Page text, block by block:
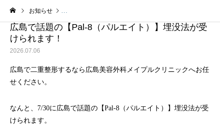
Warning
: Undefined variable $use_overlay in
content/themes/cure_tcd082/single.phpon line35
お知らせ 広島で話題の【Pal-8（パルエイト）】埋没法が受けられま
広島で話題の【Pal-8（パルエイト）】埋没法が受
けられます！
2026.07.06
広島で二重整形するなら広島美容外科メイプルクリニックへお任
せください。
なんと、7/30に広島で話題の【Pal-8（パルエイト）】埋没法が受
けられます。